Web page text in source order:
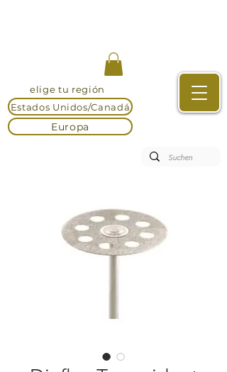
elige tu región
Estados Unidos/Canadá
Europa